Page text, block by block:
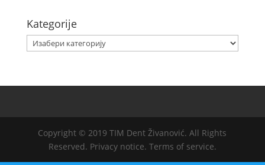
Kategorije
Kategorije
Copyright © 2019 TIM Dent Živanović. All Rights
Reserved. Privacy notice. Terms of service.